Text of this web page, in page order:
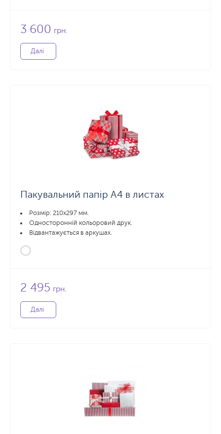
3 600 грн.
Далі
Пакувальний папір А4 в листах
Розмір: 210х297 мм.
Односторонній кольоровий друк.
Відвантажується в аркушах.
2 495 грн.
Далі